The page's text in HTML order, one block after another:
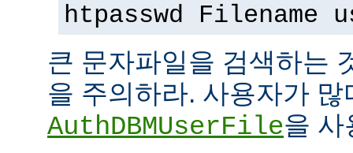
htpasswd Filename
큰 문자파일을 검색하는
을 주의하라. 사용자가 많
AuthDBMUserFile을 사